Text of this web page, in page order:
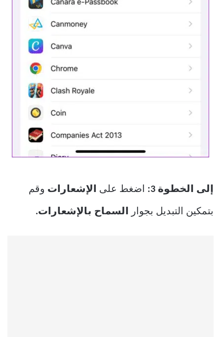
إلى الخطوة 3: اضغط على الإشعارات وقم
بتمكين التبديل بجوار السماح بالإشعارات.